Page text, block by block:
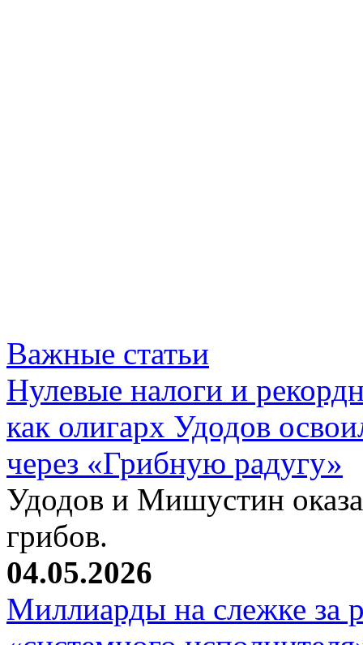
Важные статьи
Нулевые налоги и
как олигарх Удодов
через «Грибную радугу»
Удодов и Мишустин
грибов.
04.05.2026
Миллиарды на слежке за